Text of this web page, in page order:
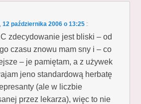
,12 października 2006 o 13:25 :
zdecydowanie jest bliski – od
czasu znowu mam sny i – co
– je pamiętam, a z używek
jeno standardową herbatę
(ale w liczbie
przez lekarza), więc to nie